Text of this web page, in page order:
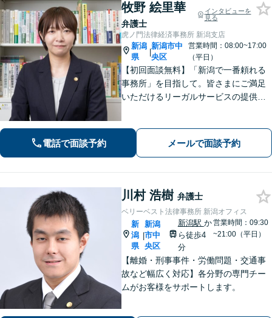
牧野 絵里華
弁護士
インタビューを
見る
虎ノ門法律経済事務所 新潟支店
新潟
県
|
新潟市中
央区
営業時間：08:00~17:00
（平日）
【初回面談無料】「新潟で一番頼れる
事務所」を目指して。皆さまにご満足
いただけるリーガルサービスの提供を
／労働／インターネットなど、ご相談
ください【WEB面談対応】【女性弁護
電話で面談予約 メールで面談予約
川村 浩樹 弁護士
ベリーベスト法律事務所 新潟オフィス
新
潟
県
|
新潟
市中
央区
新潟駅 か
ら徒歩4
分
営業時間：09:30
~21:00（平日）
【離婚・刑事事件・労働問題・交通事
故など幅広く対応】各分野の専門チー
ムがお客様をサポートします。